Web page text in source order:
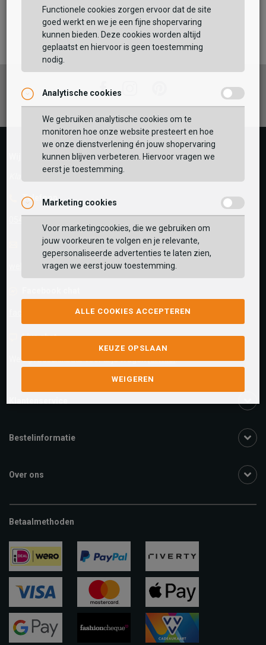
Maat:
TOEVOEGEN AAN WINKELTAS
GEBRUIK MIJN LOCATIE
Zoek op postcode of gebruik jouw locatie om de
voorraad in een van onze winkels te bekijken.
BEKIJK WINKELTAS
VERDER WINKELEN
Vaak samen gekocht met
Wij helpen je graag!
Klantenservice geopend tot 17:00
Telefoon
E-mail Antwoord binnen 24 uur
webshop@schuurman-schoenen.nl
facebook.com/SchuurmanSchoenen
Live chat
We zijn beschikbaar voor al je vragenKlik hier.
Bestelinformatie
Over ons
Betaalmethoden
ideal paypal riverty
visa
apple-
pay
Functionele cookies zorgen ervoor dat de site
goed werkt en we je een fijne shopervaring
kunnen bieden. Deze cookies worden altijd
geplaatst en hiervoor is geen toestemming
nodig.
Analytische cookies
We gebruiken analytische cookies om te
monitoren hoe onze website presteert en hoe
we onze dienstverlening én jouw shopervaring
kunnen blijven verbeteren. Hiervoor vragen we
eerst je toestemming.
Marketing cookies
Voor marketingcookies, die we gebruiken om
jouw voorkeuren te volgen en je relevante,
gepersonaliseerde advertenties te laten zien,
vragen we eerst jouw toestemming.
ALLE COOKIES ACCEPTEREN
KEUZE OPSLAAN
WEIGEREN